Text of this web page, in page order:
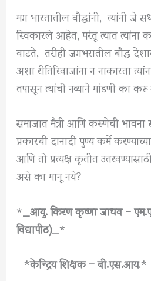
मग भारतातील बौद्धांनी, त्यांनी जे
स्विकारले आहेत, परंतू त्यात त्यांना
वाटते, तरीही जगभरातील बौद्ध
अशा रीतिरिवाजांना न नाकारता
तपासून त्यांची नव्याने मांडणी का
समाजात मैत्री आणि करूणेची
प्रकारची दानादी पुण्य कर्मे
आणि तो प्रत्यक्ष कृतीत
असे का मानू नये?
*_आयु. किरण कृष्णा जाधव –
विद्यापीठ)_*
_*केन्द्रिय शिक्षक – बी.एस.आय.*